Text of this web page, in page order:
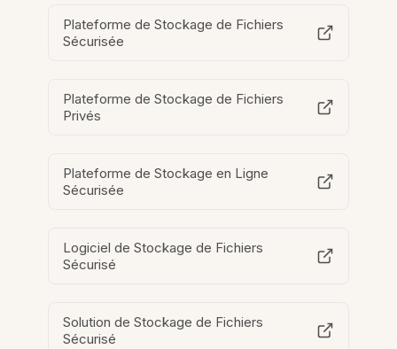
Plateforme de Stockage de Fichiers
Sécurisée
Plateforme de Stockage de Fichiers
Privés
Plateforme de Stockage en Ligne
Sécurisée
Logiciel de Stockage de Fichiers
Sécurisé
Solution de Stockage de Fichiers
Sécurisé